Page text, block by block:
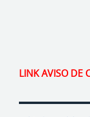
LINK AVISO DE